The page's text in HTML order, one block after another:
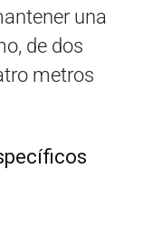
una
de dos
metros